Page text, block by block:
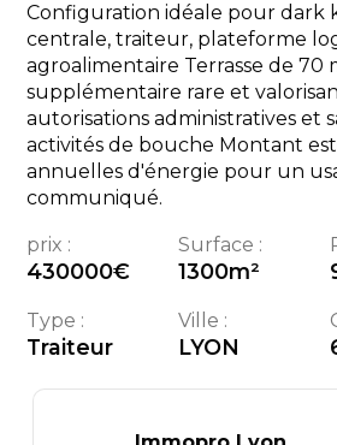
Configuration idéale pour dark
centrale, traiteur, plateforme
agroalimentaire Terrasse de 70
supplémentaire rare et
autorisations administratives et
activités de bouche Montant
annuelles d'énergie pour un
communiqué.
prix :
430000€
Surface :
1300m²
Type :
Traiteur
Ville :
LYON